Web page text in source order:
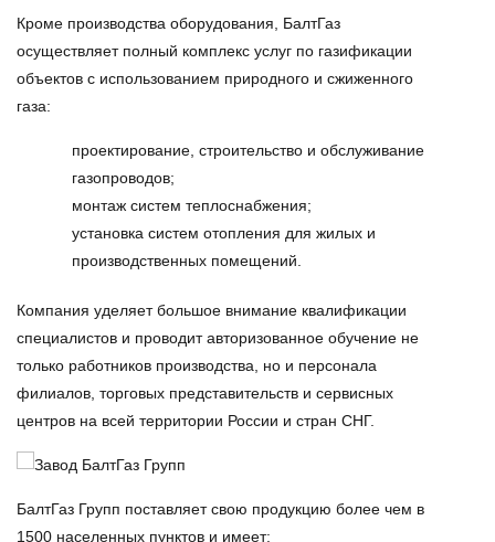
Кроме производства оборудования, БалтГаз
осуществляет полный комплекс услуг по газификации
объектов с использованием природного и сжиженного
газа:
проектирование, строительство и обслуживание
газопроводов;
монтаж систем теплоснабжения;
установка систем отопления для жилых и
производственных помещений.
Компания уделяет большое внимание квалификации
специалистов и проводит авторизованное обучение не
только работников производства, но и персонала
филиалов, торговых представительств и сервисных
центров на всей территории России и стран СНГ.
БалтГаз Групп поставляет свою продукцию более чем в
1500 населенных пунктов и имеет: